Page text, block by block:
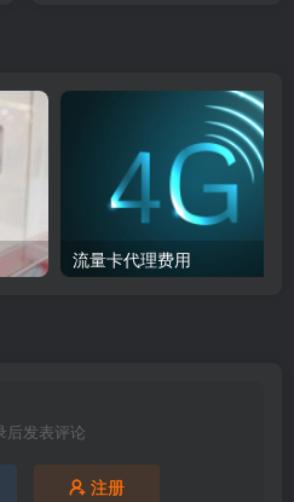
流量卡代理费用
后发表评论
注册